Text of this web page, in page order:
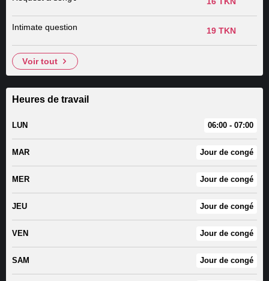
Intimate question 19 TKN
voir tout
Heures de travail
LUN 06:00 - 07:00
MAR Jour de congé
MER Jour de congé
JEU Jour de congé
VEN Jour de congé
SAM Jour de congé